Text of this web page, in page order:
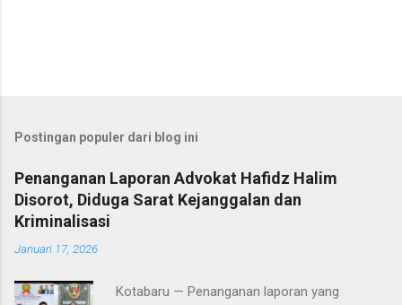
Postingan populer dari blog ini
Penanganan Laporan Advokat Hafidz Halim
Disorot, Diduga Sarat Kejanggalan dan
Kriminalisasi
Januari 17, 2026
Kotabaru — Penanganan laporan yang